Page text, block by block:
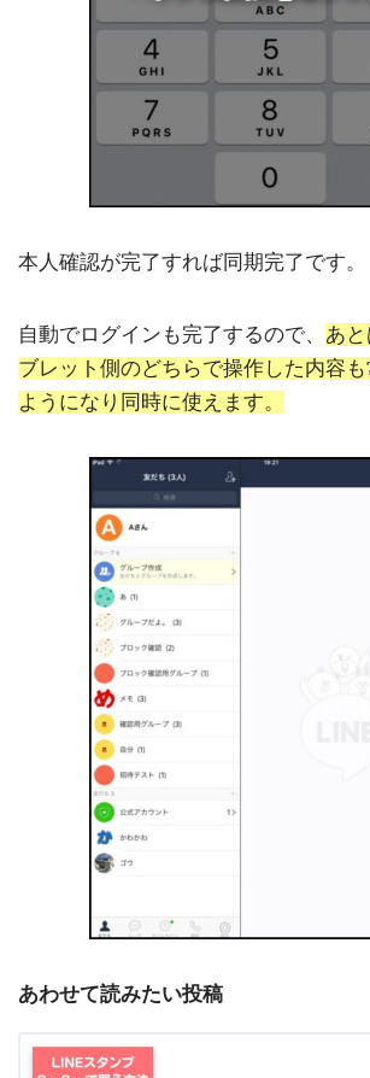
本人確認が完了すれば同期完了です。
自動でログインも完了するので、 あ
ブレット側のどちらで操作した内容
ようになり同時に使えます。
あわせて読みたい投稿